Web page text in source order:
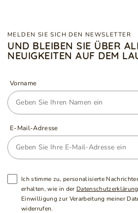
MELDEN SIE SICH DEN NEWSLETTER
UND BLEIBEN SIE ÜBER
NEUIGKEITEN AUF DEM
Vorname
E-Mail-Adresse
Ich stimme zu, personalisierte
erhalten, wie in der
Einwilligung zur Verarbeitung meiner
widerrufen.